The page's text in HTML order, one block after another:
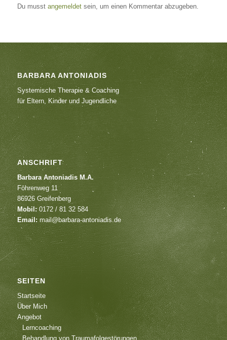
Du musst angemeldetsein, um einen Kommentar abzugeben.
BARBARA ANTONIADIS
Systemische Therapie & Coaching
für Eltern, Kinder und Jugendliche
ANSCHRIFT
Barbara Antoniadis M.A.
Föhrenweg 11
86926 Greifenberg
Mobil:0172 / 81 32 584
Email:mail@barbara-antoniadis.de
SEITEN
Startseite
Über Mich
Angebot
Lerncoaching
Behandlung von Traumafolgestörungen